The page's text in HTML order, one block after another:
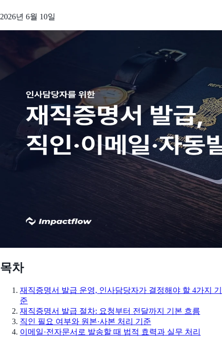
2026년 6월 10일
목차
재직증명서 발급 운영, 인사담당자가 결정해야 할 4가지 기
준
재직증명서 발급 절차: 요청부터 전달까지 기본 흐름
직인 필요 여부와 원본·사본 처리 기준
이메일·전자문서로 발송할 때 법적 효력과 실무 처리